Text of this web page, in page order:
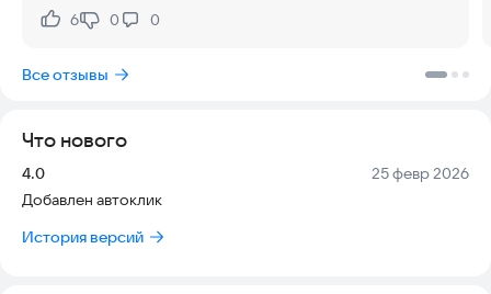
Амонгас, Сигма, Чипи чапа, Омега Нагетс, Енот Педро, Шрек,
Смешарики, Доктор Ливси и другие!
Нравится:
6Не нравится:
0 0
Все отзывы
Что нового
Версия:
4.0 Дата:
25 февр 2026
Добавлен автоклик
История версий